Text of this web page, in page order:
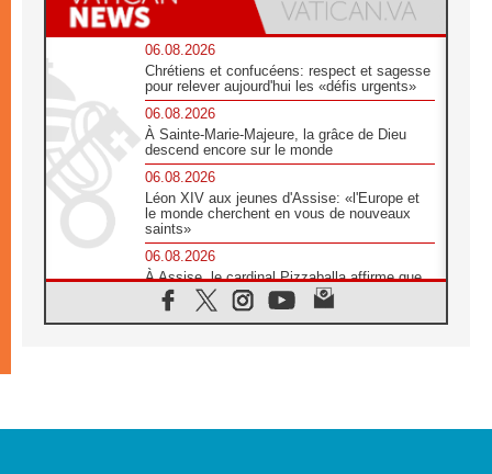
06.08.2026
Chrétiens et confucéens: respect et sagesse
pour relever aujourd'hui les «défis urgents»
06.08.2026
À Sainte-Marie-Majeure, la grâce de Dieu
descend encore sur le monde
06.08.2026
Léon XIV aux jeunes d'Assise: «l'Europe et
le monde cherchent en vous de nouveaux
saints»
06.08.2026
À Assise, le cardinal Pizzaballa affirme que
«les chrétiens veulent la paix»
06.08.2026